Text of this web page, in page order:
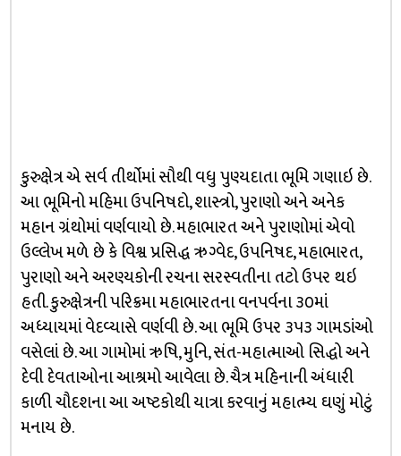
કુરુક્ષેત્ર એ સર્વ તીર્થોમાં સૌથી વધુ પુણ્યદાતા ભૂમિ ગણાઇ છે.
આ ભૂમિનો મહિમા ઉપનિષદો, શાસ્ત્રો, પુરાણો અને અનેક
મહાન ગ્રંથોમાં વર્ણવાયો છે. મહાભારત અને પુરાણોમાં એવો
ઉલ્લેખ મળે છે કે વિશ્વ પ્રસિદ્ધ ઋગ્વેદ, ઉપનિષદ, મહાભારત,
પુરાણો અને અરણ્યકોની રચના સરસ્વતીના તટો ઉપર થઇ
હતી. કુરુક્ષેત્રની પરિક્રમા મહાભારતના વનપર્વના ૩૦માં
અધ્યાયમાં વેદવ્યાસે વર્ણવી છે. આ ભૂમિ ઉપર ૩૫૩ ગામડાંઓ
વસેલાં છે. આ ગામોમાં ઋષિ, મુનિ, સંત-મહાત્માઓ સિદ્ધો અને
દેવી દેવતાઓના આશ્રમો આવેલા છે. ચૈત્ર મહિનાની અંધારી
કાળી ચૌદશના આ અષ્ટકોથી યાત્રા કરવાનું મહાત્મ્ય ઘણું મોટું
મનાય છે.